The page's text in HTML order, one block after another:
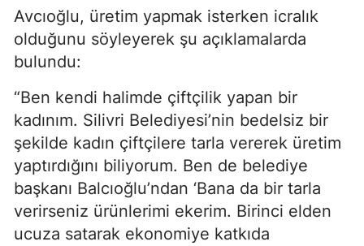
Avcıoğlu, üretim yapmak isterken icralık
olduğunu söyleyerek şu açıklamalarda
bulundu:
“Ben kendi halimde çiftçilik yapan bir
kadınım. Silivri Belediyesi’nin bedelsiz bir
şekilde kadın çiftçilere tarla vererek üretim
yaptırdığını biliyorum. Ben de belediye
başkanı Balcıoğlu’ndan ‘Bana da bir tarla
verirseniz ürünlerimi ekerim. Birinci elden
ucuza satarak ekonomiye katkıda